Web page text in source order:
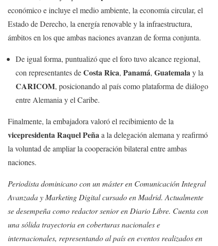
económico e incluye el medio ambiente, la economía circular, el
Estado de Derecho, la energía renovable y la infraestructura,
ámbitos en los que ambas naciones avanzan de forma conjunta.
De igual forma, puntualizó que el foro tuvo alcance regional,
con representantes deCosta Rica, Panamá, Guatemalay la
CARICOM, posicionando al país como plataforma de diálogo
entre Alemania y el Caribe.
Finalmente, la embajadora valoró el recibimiento de la
vicepresidenta Raquel Peñaa la delegación alemana y reafirmó
la voluntad de ampliar la cooperación bilateral entre ambas
naciones.
Periodista dominicano con un máster en Comunicación Integral
Avanzada y Marketing Digital cursado en Madrid. Actualmente
se desempeña como redactor senior en Diario Libre. Cuenta con
una sólida trayectoria en coberturas nacionales e
internacionales, representando al país en eventos realizados en